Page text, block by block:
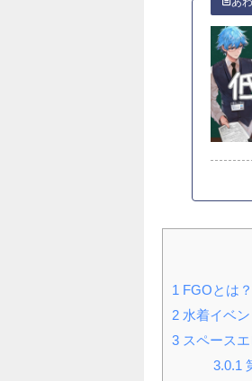
1 FGOとは？
2 水着イベ
3 スペース
3.0.1